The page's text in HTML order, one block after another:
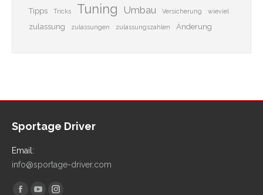
Tipps Tricks Tuning Umbau Versicherung wieviel
zulassung zulassungen zulassungszahlen Änderung
Sportage Driver
Email:
info@sportage-driver.com
Finden Sie uns auf: